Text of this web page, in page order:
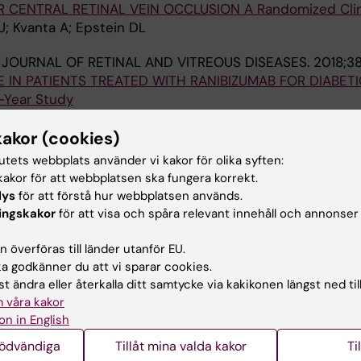
CENTRAL RETINAL VEIN OCCLUSION A Randomized
Kvanta A; Epstein DL
OF RETINAL AND VITREOUS DISEASES.
PATIENTS TREATED WITH RANIBIZUMAB FOR
Year Study
RESEARCH.
2017;42(3):448-451
Patients with Central Retinal Vein Occlusion: A Case
PG
OF RETINAL AND VITREOUS DISEASES.
IN PATIENTS WITH AGE-RELATED MACULAR
OPHTHALMOLOGY & VISUAL SCIENCE.
(cookies)
webbplats använder vi kakor för olika syften:
för att webbplatsen ska fungera korrekt.
för att förstå hur webbplatsen används.
för att visa och spåra relevant innehåll och
överföras till länder utanför EU.
godkänner du att vi sparar cookies.
ändra eller återkalla ditt samtycke via kakikonen längst ned
våra kakor
in English
Tillåt mina valda kakor